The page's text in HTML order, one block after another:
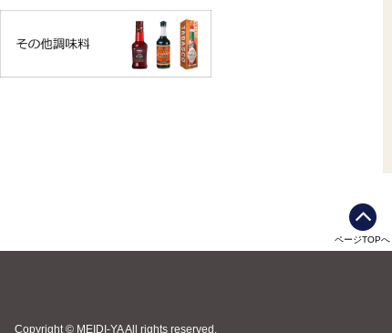
ページTOPへ
Copyright © MEIDI-YA All rights reserved.